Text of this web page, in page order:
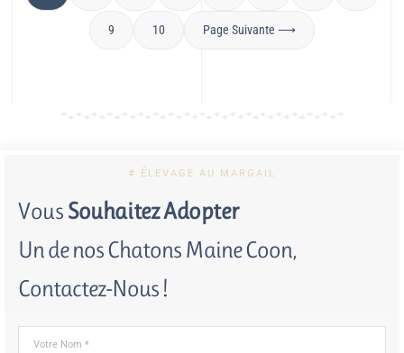
9 10 Page Suivante ⟶
# ÉLEVAGE AU MARGAIL
Vous Souhaitez Adopter
Un de nos Chatons Maine Coon,
Contactez-Nous !